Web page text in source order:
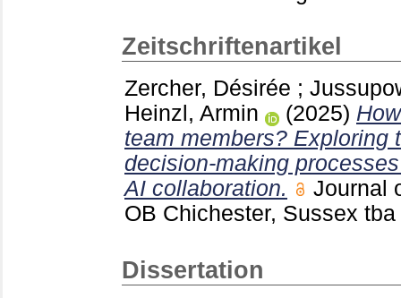
Zeitschriftenartikel
Zercher, Désirée ;
Heinzl, Armin
(2025)
team members? Exploring
decision-making
AI collaboration.
Journal
OB Chichester, Sussex
Dissertation